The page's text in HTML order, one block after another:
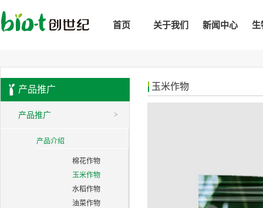
首页 关于我们 新闻中心 生
产品推广
>
产品推广
产品介绍
棉花作物
玉米作物
水稻作物
油菜作物
玉米作物